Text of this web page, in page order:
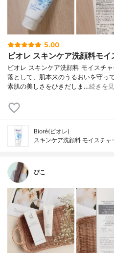
5.00
ビオレ スキンケア洗顔料モイ
ビオレ スキンケア洗顔料 モイスチ
落として、肌本来のうるおいを守っ
素肌の美しさをひきだしま…続きを
Bioré(ビオレ)
スキンケア洗顔料 モイスチャ
ぴこ